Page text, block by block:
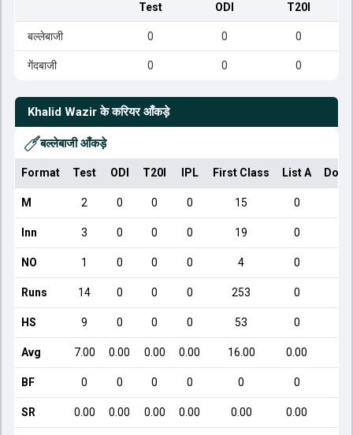
Test ODI T20I
बल्लेबाजी 0 0 0
गेंदबाजी 0 0 0
Khalid Wazir के करियर आँकड़े
बल्लेबाजी आँकड़े
Format Test ODI T20I IPL First Class List A
M 2 0 0 0 15 0
Inn 3 0 0 0 19 0
NO 1 0 0 0 4 0
Runs 14 0 0 0 253 0
HS 9 0 0 0 53 0
Avg 7.00 0.00 0.00 0.00 16.00 0.00
BF 0 0 0 0 0 0
SR 0.00 0.00 0.00 0.00 0.00 0.00